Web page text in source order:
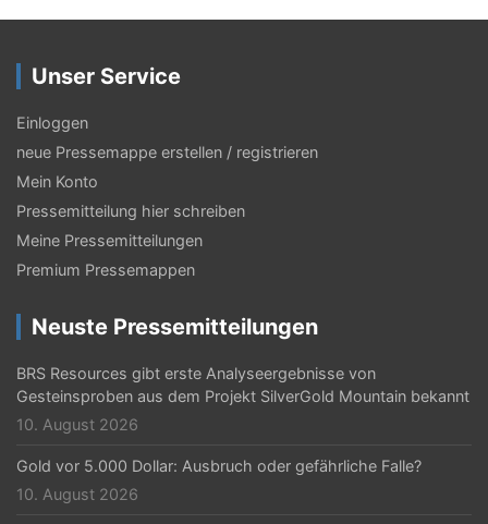
a
s
-
N
a
v
i
g
a
t
i
o
n
Unser Service
Einloggen
neue Pressemappe erstellen / registrieren
Mein Konto
Pressemitteilung hier schreiben
Meine Pressemitteilungen
Premium Pressemappen
Neuste Pressemitteilungen
BRS Resources gibt erste Analyseergebnisse von
Gesteinsproben aus dem Projekt SilverGold Mountain bekannt
10. August 2026
Gold vor 5.000 Dollar: Ausbruch oder gefährliche Falle?
10. August 2026